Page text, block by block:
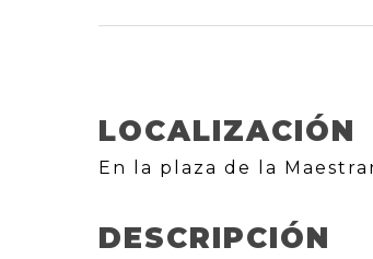
LOCALIZACIÓN
En la plaza de la
DESCRIPCIÓN